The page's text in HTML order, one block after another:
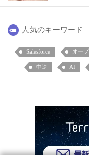
人気のキーワード
Salesforce オー
中途 AI